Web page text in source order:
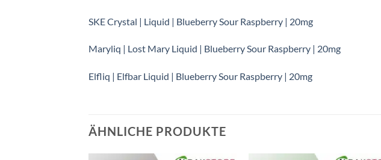
SKE Crystal | Liquid | Blueberry Sour Raspberry | 20mg
Maryliq | Lost Mary Liquid | Blueberry Sour Raspberry | 20mg
Elfliq | Elfbar Liquid | Blueberry Sour Raspberry | 20mg
ÄHNLICHE PRODUKTE